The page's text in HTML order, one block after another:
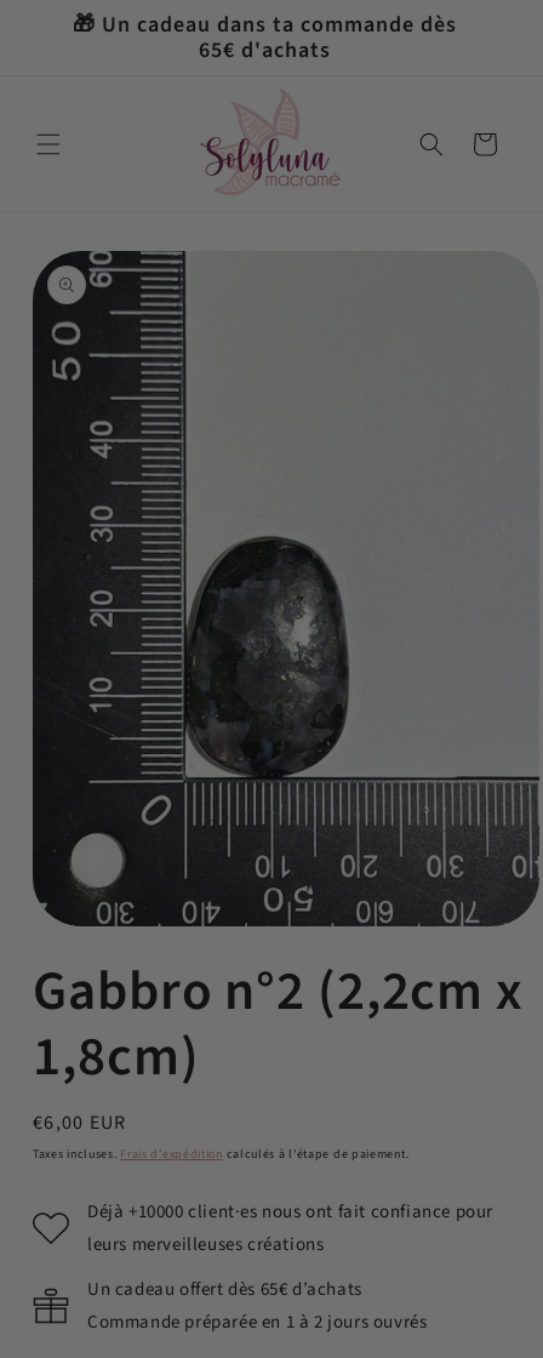
passer🎁 Un cadeau dans ta commande dès
65€ d'achats
Panier
Passer aux
informations
produits
média
1
dans
fenêtre
modale
Gabbro n°2 (2,2cm x
1,8cm)
Prix
habituel
€6,00 EUR
Taxes incluses. Frais d'expédition calculés à l'étape de paiement.
Déjà +10000 client·es nous ont fait confiance pour
leurs merveilleuses créations
Un cadeau offert dès 65€ d’achats
Commande préparée en 1 à 2 jours ouvrés